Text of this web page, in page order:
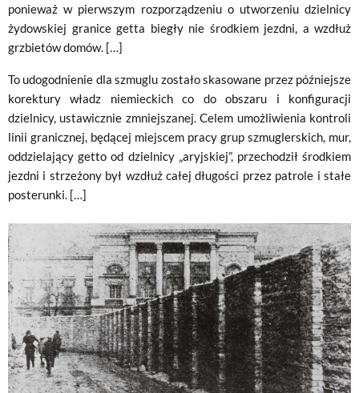
ponieważ w pierwszym rozporządzeniu o utworzeniu dzielnicy
żydowskiej granice getta biegły nie środkiem jezdni, a wzdłuż
grzbietów domów. […]
To udogodnienie dla szmuglu zostało skasowane przez późniejsze
korektury władz niemieckich co do obszaru i konfiguracji
dzielnicy, ustawicznie zmniejszanej. Celem umożliwienia kontroli
linii granicznej, będącej miejscem pracy grup szmuglerskich, mur,
oddzielający getto od dzielnicy „aryjskiej”, przechodził środkiem
jezdni i strzeżony był wzdłuż całej długości przez patrole i stałe
posterunki. […]